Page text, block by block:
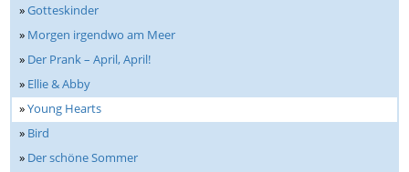
»Gotteskinder
» Morgen irgendwo am Meer
» Der Prank – April, April!
» Ellie & Abby
»Young Hearts
» Bird
» Der schöne Sommer